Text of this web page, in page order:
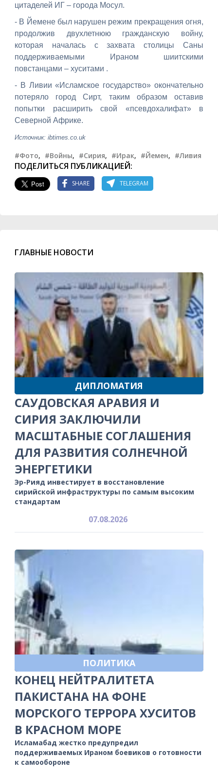
цитаделей ИГ – города Мосул.
- В Йемене был нарушен режим прекращения огня,
продолжив двухлетнюю гражданскую войну,
которая началась с захвата столицы Саны
поддерживаемыми Ираном шиитскими
повстанцами – хуситами .
- В Ливии «Исламское государство» окончательно
потеряло город Сирт, таким образом оставив
попытки расширить свой «псевдохалифат» в
Северной Африке.
Источник: ibtimes.co.uk
#Фото, #Войны, #Сирия, #Ирак, #Йемен, #Ливия
ПОДЕЛИТЬСЯ ПУБЛИКАЦИЕЙ:
SHARE TELEGRAM
ГЛАВНЫЕ НОВОСТИ
ДИПЛОМАТИЯ
САУДОВСКАЯ АРАВИЯ И
СИРИЯ ЗАКЛЮЧИЛИ
МАСШТАБНЫЕ СОГЛАШЕНИЯ
ДЛЯ РАЗВИТИЯ СОЛНЕЧНОЙ
ЭНЕРГЕТИКИ
Эр-Рияд инвестирует в восстановление
сирийской инфраструктуры по самым высоким
стандартам
07.08.2026
ПОЛИТИКА
КОНЕЦ НЕЙТРАЛИТЕТА
ПАКИСТАНА НА ФОНЕ
МОРСКОГО ТЕРРОРА ХУСИТОВ
В КРАСНОМ МОРЕ
Исламабад жестко предупредил
поддерживаемых Ираном боевиков о готовности
к самообороне